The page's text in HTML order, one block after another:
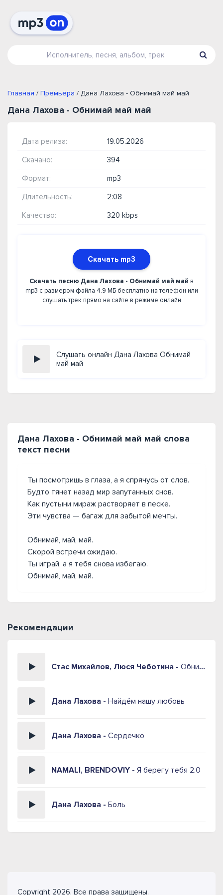
Главная / Премьера / Дана Лахова - Обнимай май май
Дана Лахова - Обнимай май май
Дата релиза: 19.05.2026
Скачано: 394
Формат: mp3
Длительность: 2:08
Качество: 320 kbps
Скачать mp3
Скачать песню Дана Лахова - Обнимай май май в
mp3 с размером файла 4.9 МБ бесплатно на телефон или
слушать трек прямо на сайте в режиме онлайн
Слушать онлайн Дана Лахова Обнимай
май май
Дана Лахова - Обнимай май май слова
текст песни
Ты посмотришь в глаза, а я спрячусь от слов.
Будто тянет назад мир запутанных снов.
Как пустыни мираж растворяет в песке.
Эти чувства — багаж для забытой мечты.
Обнимай, май, май.
Скорой встречи ожидаю.
Ты играй, а я тебя снова избегаю.
Обнимай, май, май.
Рекомендации
Стас Михайлов, Люся Чеботина - Обнимай
Дана Лахова - Найдём нашу любовь
Дана Лахова - Сердечко
NAMALI, BRENDOVIY - Я берегу тебя 2.0
Дана Лахова - Боль
Copyright 2026. Все права защищены.